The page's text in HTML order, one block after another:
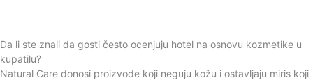
Da li ste znali da gosti često ocenjuju hotel na osnovu kozmetike u
kupatilu?
Natural Care donosi proizvode koji neguju kožu i ostavljaju miris koji